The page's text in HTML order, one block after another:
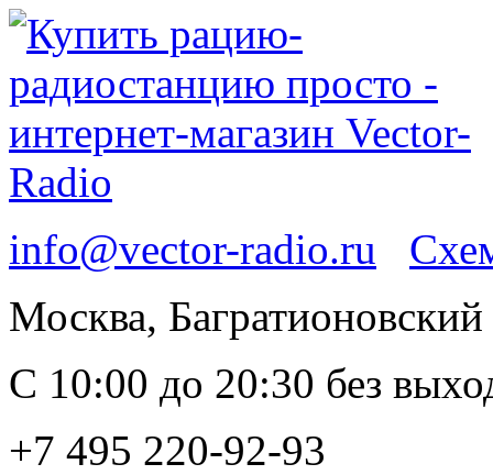
info@vector-radio.ru
Москва,
С 10:00 до 20:30 без
+7 495 220-92-93